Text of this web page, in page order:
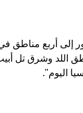
الفور إلى أربع
اللد وشرق تل
اليوم".